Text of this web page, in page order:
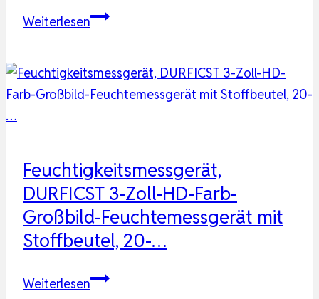
WeiterlesenDURFICST
Feuchtigkeitsmessgerät
Wand
|
Feuchtigkeitsmess…
Feuchtigkeitsmessgerät,
DURFICST 3-Zoll-HD-Farb-
Großbild-Feuchtemessgerät mit
Stoffbeutel, 20-…
WeiterlesenFeuchtigkeitsmessgerät,